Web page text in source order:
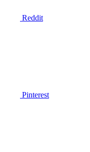
Reddit
Pinterest